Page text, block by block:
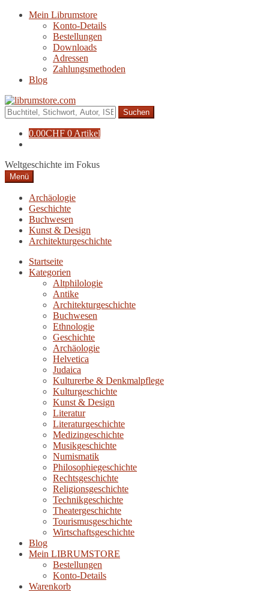
Navigation
Zum
Mein Librumstore
Konto-Details
Bestellungen
Downloads
Adressen
Zahlungsmethoden
Blog
Suche
nach:
0.00CHF 0 Artikel
Weltgeschichte im Fokus
Menü
Archäologie
Geschichte
Buchwesen
Kunst & Design
Architekturgeschichte
Startseite
Kategorien
Altphilologie
Antike
Architekturgeschichte
Buchwesen
Ethnologie
Geschichte
Archäologie
Helvetica
Judaica
Kulturerbe & Denkmalpflege
Kulturgeschichte
Kunst & Design
Literatur
Literaturgeschichte
Medizingeschichte
Musikgeschichte
Numismatik
Philosophiegeschichte
Rechtsgeschichte
Religionsgeschichte
Technikgeschichte
Theatergeschichte
Tourismusgeschichte
Wirtschaftsgeschichte
Blog
Mein LIBRUMSTORE
Bestellungen
Konto-Details
Warenkorb